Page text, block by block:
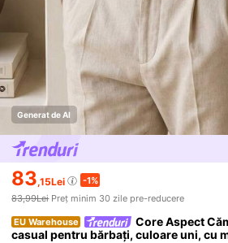
Generat de AI
83,15Lei
-1%
83,99Lei Preț minim 30 zile pre-reducere
EU Warehouse
Core Aspect
casual pentru bărbați, culoare uni, cu